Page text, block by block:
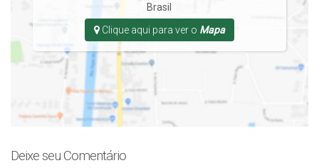
Brasil
Clique aqui para ver o Mapa
Deixe seu Comentário